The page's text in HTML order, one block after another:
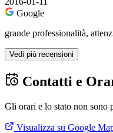
Google
grande professionalità,
Vedi più recensioni
Contatti e
Gli orari e lo stato non sono
Visualizza su Google